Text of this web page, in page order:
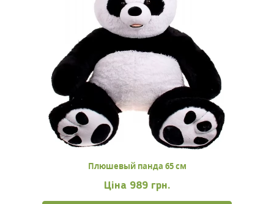
Плюшевый панда 65 см
Ціна 989 грн.